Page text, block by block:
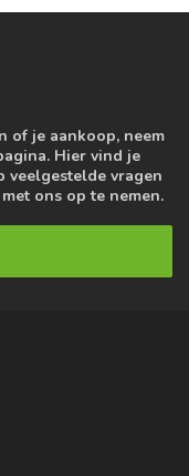
of je aankoop, neem
Hier vind je
veelgestelde vragen
ons op te nemen.